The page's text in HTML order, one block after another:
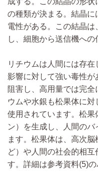
の種類が決まる。結晶
電性がある。この結晶
し、細胞から送信機への
リチウムは人間には存
影響に対して強い毒性
阻害し、高用量では完
ウムや水銀も松果体に対
使用されています。松
ン）を生成し、人間の
ます。松果体は、高次
ど）や人間の社会的相
す。詳細は参考資料(5)の